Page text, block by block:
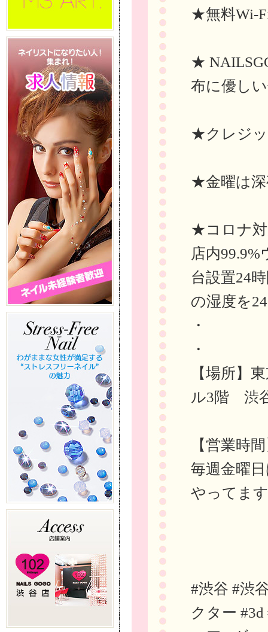
★無料Wi-
★
布に優し
★クレジ
★金曜は深
★コロナ
店内
台設置24
の湿度を
・
・
【場所】
ル3階 渋
【営業時
毎週金曜
やってま
#渋谷 #渋
クター